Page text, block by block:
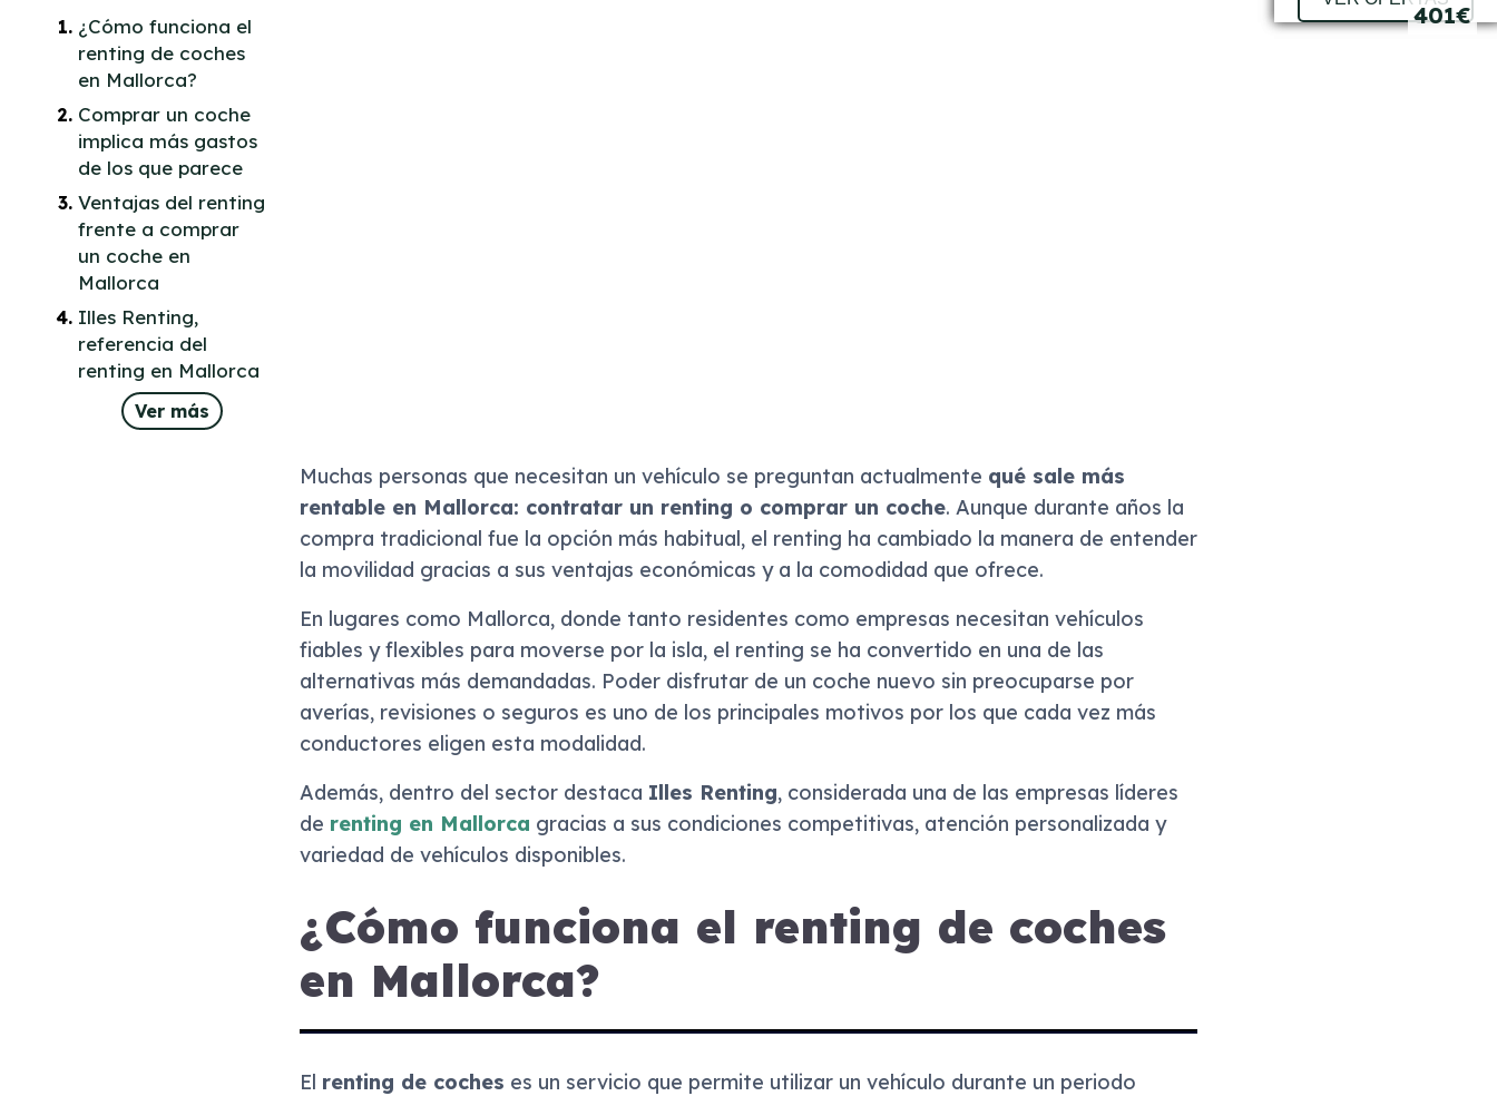
¿Cómo funciona el
renting de coches
en Mallorca?
Comprar un coche
implica más gastos
de los que parece
Ventajas del renting
frente a comprar
un coche en
Mallorca
Illes Renting,
referencia del
renting en Mallorca
Ver más
399€
401€
Muchas personas que necesitan un vehículo se preguntan actualmente qué sale más
rentable en Mallorca: contratar un renting o comprar un coche. Aunque durante años la
compra tradicional fue la opción más habitual, el renting ha cambiado la manera de entender
la movilidad gracias a sus ventajas económicas y a la comodidad que ofrece.
En lugares como Mallorca, donde tanto residentes como empresas necesitan vehículos
fiables y flexibles para moverse por la isla, el renting se ha convertido en una de las
alternativas más demandadas. Poder disfrutar de un coche nuevo sin preocuparse por
averías, revisiones o seguros es uno de los principales motivos por los que cada vez más
conductores eligen esta modalidad.
Además, dentro del sector destaca Illes Renting, considerada una de las empresas líderes
de renting en Mallorca gracias a sus condiciones competitivas, atención personalizada y
variedad de vehículos disponibles.
¿Cómo funciona el renting de coches
en Mallorca?
El renting de coches es un servicio que permite utilizar un vehículo durante un periodo